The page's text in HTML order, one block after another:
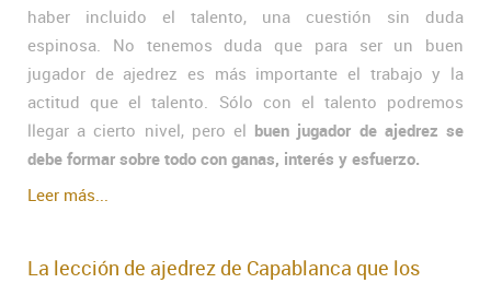
haber incluido el talento, una cuestión sin duda
espinosa. No tenemos duda que para ser un buen
jugador de ajedrez es más importante el trabajo y la
actitud que el talento. Sólo con el talento podremos
llegar a cierto nivel, pero el buen jugador de ajedrez se
debe formar sobre todo con ganas, interés y esfuerzo.
Leer más...
La lección de ajedrez de Capablanca que los